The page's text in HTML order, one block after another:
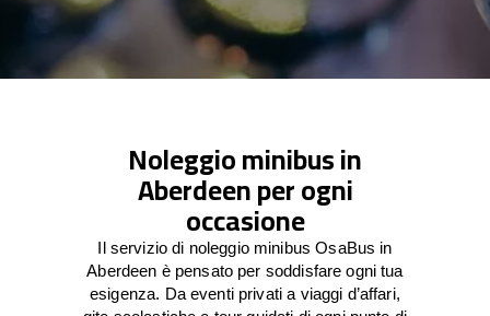
Noleggio minibus in
Aberdeen per ogni
occasione
Il servizio di noleggio minibus OsaBus in
Aberdeen è pensato per soddisfare ogni tua
esigenza. Da eventi privati a viaggi d’affari,